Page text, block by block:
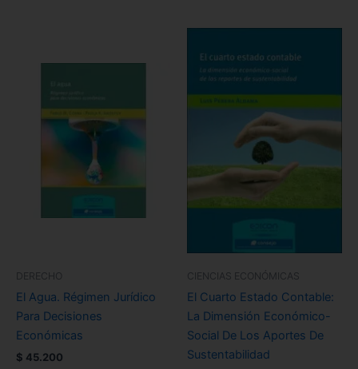
DERECHO
El Agua. Régimen Jurídico
Para Decisiones
Económicas
$ 45.200
CIENCIAS ECONÓMICAS
El Cuarto Estado Contable:
La Dimensión Económico-
Social De Los Aportes De
Sustentabilidad